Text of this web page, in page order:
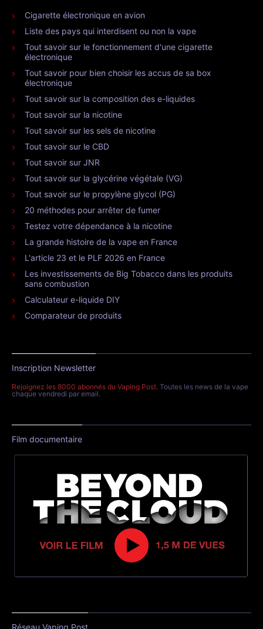
Cigarette électronique en avion
Liste des pays qui interdisent ou non la vape
Tout savoir sur le fonctionnement d'une cigarette
électronique
Tout savoir pour bien choisir les accus de sa box
électronique
Tout savoir sur la composition des e-liquides
Tout savoir sur la nicotine
Tout savoir sur les sels de nicotine
Tout savoir sur le CBD
Tout savoir sur JNR
Tout savoir sur la glycérine végétale (VG)
Tout savoir sur le propylène glycol (PG)
20 méthodes pour arrêter de fumer
Testez votre dépendance à la nicotine
La grande histoire de la vape en France
L'article 23 et le PLF 2026 en France
Les investissements de Big Tobacco dans les produits
sans combustion
Calculateur e-liquide DIY
Comparateur de produits
Inscription Newsletter
Rejoignez les 8000 abonnés du Vaping Post. Toutes les news de la vape
chaque vendredi par email.
Film documentaire